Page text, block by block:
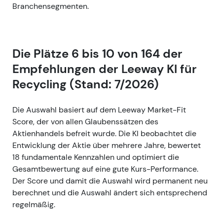
Branchensegmenten.
Die Plätze 6 bis 10 von 164 der
Empfehlungen der Leeway KI für
Recycling (Stand: 7/2026)
Die Auswahl basiert auf dem Leeway Market-Fit
Score, der von allen Glaubenssätzen des
Aktienhandels befreit wurde. Die KI beobachtet die
Entwicklung der Aktie über mehrere Jahre, bewertet
18 fundamentale Kennzahlen und optimiert die
Gesamtbewertung auf eine gute Kurs-Performance.
Der Score und damit die Auswahl wird permanent neu
berechnet und die Auswahl ändert sich entsprechend
regelmäßig.